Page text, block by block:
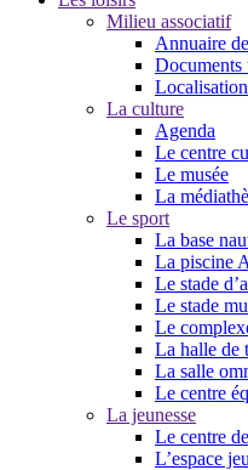
Milieu associatif
Annuaire
Documents
La culture
Agenda
Le centre
Le musée
La
Le sport
La base
La piscine
Le stade
Le stade
Le
La halle de
La salle
Le centre
La jeunesse
Le centre
L’espace